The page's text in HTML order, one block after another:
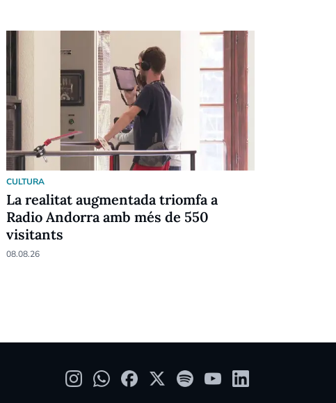
CULTURA
La realitat augmentada triomfa a
Radio Andorra amb més de 550
visitants
08.08.26